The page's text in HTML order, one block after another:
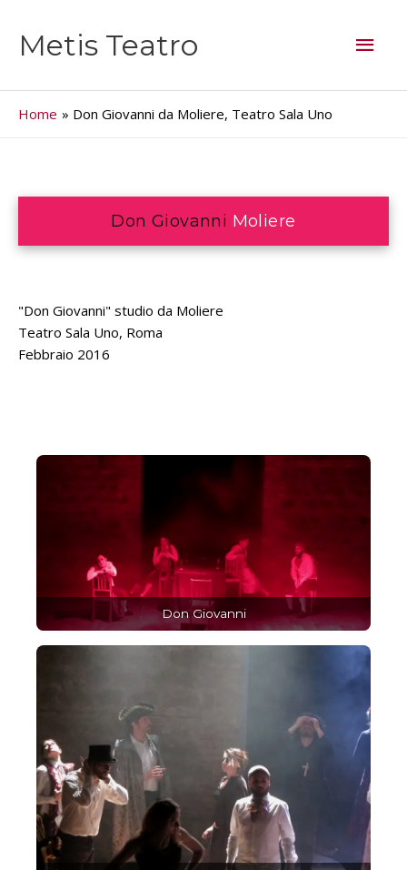
contenuto
Metis Teatro
Home Don Giovanni da Moliere, Teatro Sala Uno
Don Giovanni Moliere
"Don Giovanni" studio da Moliere
Teatro Sala Uno, Roma
Febbraio 2016
Don Giovanni